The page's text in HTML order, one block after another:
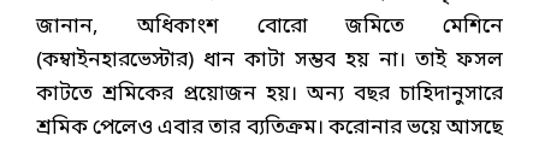
জানান, অধিকাংশ বোরো জমিতে মেশিনে
(কম্বাইনহারভেস্টার) ধান কাটা সম্ভব হয় না। তাই ফসল
কাটতে শ্রমিকের প্রয়োজন হয়। অন্য বছর চাহিদানুসারে
শ্রমিক পেলেও এবার তার ব্যতিক্রম। করোনার ভয়ে আসছে